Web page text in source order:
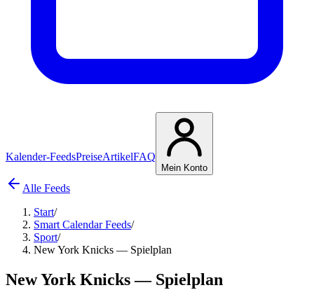
Kalender-FeedsPreiseArtikelFAQ
Mein Konto
Alle Feeds
Start/
Smart Calendar Feeds/
Sport/
New York Knicks — Spielplan
New York Knicks — Spielplan